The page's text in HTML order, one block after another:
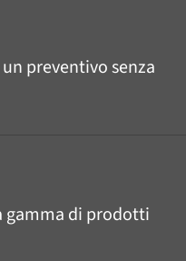
preventivo senza
gamma di prodotti